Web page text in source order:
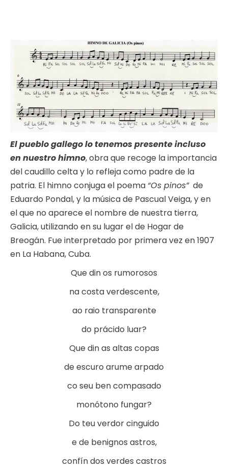
El pueblo gallego lo tenemos presente incluso
en nuestro himno, obra que recoge la importancia
del caudillo celta y lo refleja como padre de la
patria. El himno conjuga el poema “Os pinos”de
Eduardo Pondal, y la música de Pascual Veiga, y en
el que no aparece el nombre de nuestra tierra,
Galicia, utilizando en su lugar el de Hogar de
Breogán. Fue interpretado por primera vez en 1907
en La Habana, Cuba.
Que din os rumorosos
na costa verdescente,
ao raio transparente
do prácido luar?
Que din as altas copas
de escuro arume arpado
co seu ben compasado
monótono fungar?
Do teu verdor cinguido
e de benignos astros,
confín dos verdes castros